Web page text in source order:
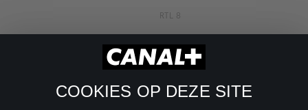
COOKIES OP DEZE SITE
RTL 8
RTL Z
SBS6
Net5